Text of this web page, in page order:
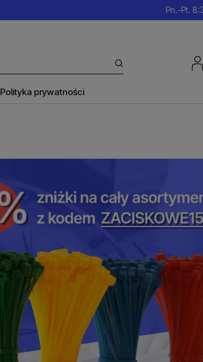
Pn.-Pt.
Polityka prywatności